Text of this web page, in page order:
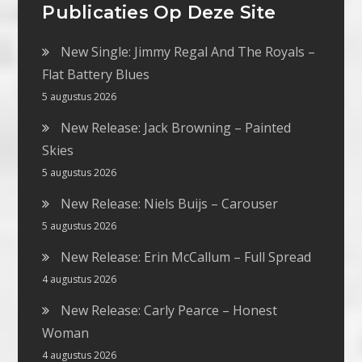
Publicaties Op Deze Site
New Single: Jimmy Regal And The Royals –
Flat Battery Blues
5 augustus 2026
New Release: Jack Browning – Painted
Skies
5 augustus 2026
New Release: Niels Buijs – Carouser
5 augustus 2026
New Release: Erin McCallum – Full Spread
4 augustus 2026
New Release: Carly Pearce – Honest
Woman
4 augustus 2026